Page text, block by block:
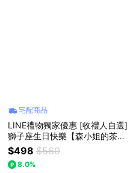
宅配商品
LINE禮物獨家優惠 [收禮人自選]
獅子座生日快樂【森小姐的茶
店】果實茶+天然果乾禮盒
$498 $560
8.0%